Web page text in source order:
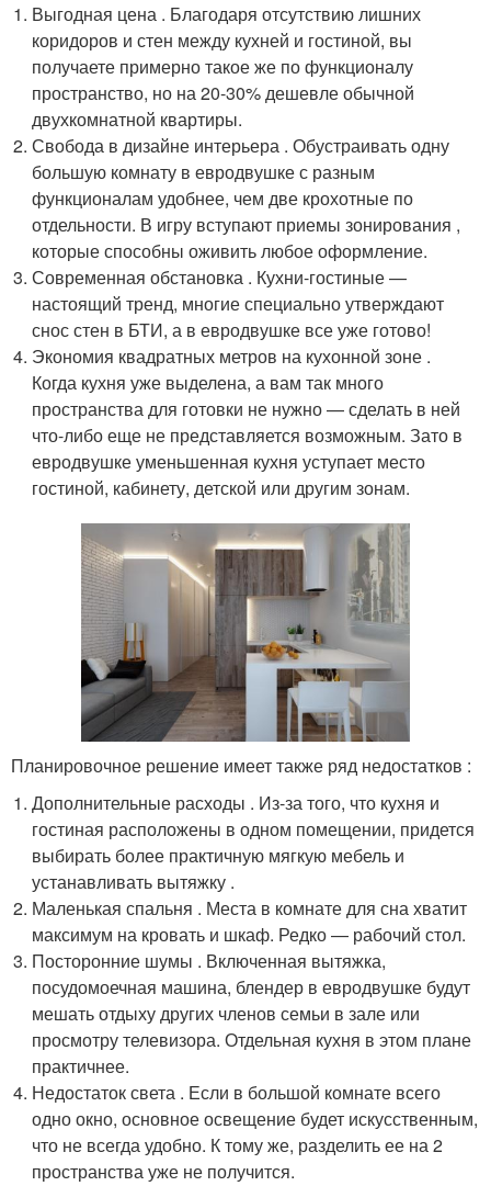
Выгодная цена . Благодаря отсутствию лишних
коридоров и стен между кухней и гостиной, вы
получаете примерно такое же по функционалу
пространство, но на 20-30% дешевле обычной
двухкомнатной квартиры.
Свобода в дизайне интерьера . Обустраивать одну
большую комнату в евродвушке с разным
функционалам удобнее, чем две крохотные по
отдельности. В игру вступают приемы зонирования ,
которые способны оживить любое оформление.
Современная обстановка . Кухни-гостиные —
настоящий тренд, многие специально утверждают
снос стен в БТИ, а в евродвушке все уже готово!
Экономия квадратных метров на кухонной зоне .
Когда кухня уже выделена, а вам так много
пространства для готовки не нужно — сделать в ней
что-либо еще не представляется возможным. Зато в
евродвушке уменьшенная кухня уступает место
гостиной, кабинету, детской или другим зонам.
Планировочное решение имеет также ряд недостатков :
Дополнительные расходы . Из-за того, что кухня и
гостиная расположены в одном помещении, придется
выбирать более практичную мягкую мебель и
устанавливать вытяжку .
Маленькая спальня . Места в комнате для сна хватит
максимум на кровать и шкаф. Редко — рабочий стол.
Посторонние шумы . Включенная вытяжка,
посудомоечная машина, блендер в евродвушке будут
мешать отдыху других членов семьи в зале или
просмотру телевизора. Отдельная кухня в этом плане
практичнее.
Недостаток света . Если в большой комнате всего
одно окно, основное освещение будет искусственным,
что не всегда удобно. К тому же, разделить ее на 2
пространства уже не получится.